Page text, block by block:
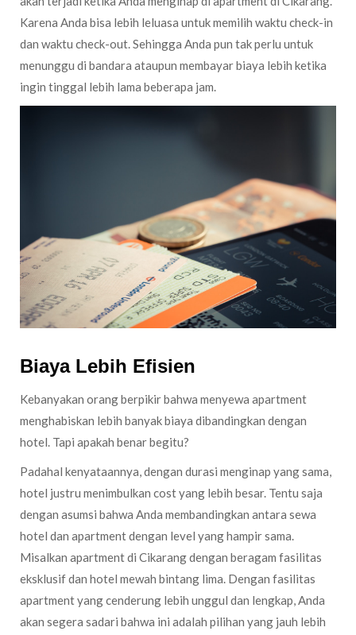
Karena Anda bisa lebih leluasa untuk memilih waktu check-in
dan waktu check-out. Sehingga Anda pun tak perlu untuk
menunggu di bandara ataupun membayar biaya lebih ketika
ingin tinggal lebih lama beberapa jam.
Biaya Lebih Efisien
Kebanyakan orang berpikir bahwa menyewa apartment
menghabiskan lebih banyak biaya dibandingkan dengan
hotel. Tapi apakah benar begitu?
Padahal kenyataannya, dengan durasi menginap yang sama,
hotel justru menimbulkan cost yang lebih besar. Tentu saja
dengan asumsi bahwa Anda membandingkan antara sewa
hotel dan apartment dengan level yang hampir sama.
Misalkan apartment di Cikarang dengan beragam fasilitas
eksklusif dan hotel mewah bintang lima. Dengan fasilitas
apartment yang cenderung lebih unggul dan lengkap, Anda
akan segera sadari bahwa ini adalah pilihan yang jauh lebih